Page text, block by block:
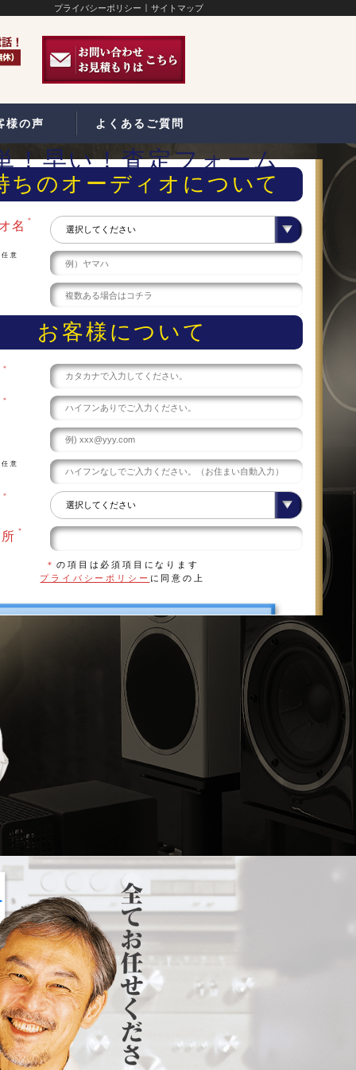
プライバシーポリシー サイトマップ
様の声 よくあるご質問
！早い！査定フォーム
ちのオーディオについて
名 ＊
任意
お客様について
＊
＊
任意
＊
＊
＊の項目は必須項目になります
プライバシーポリシー に同意の上